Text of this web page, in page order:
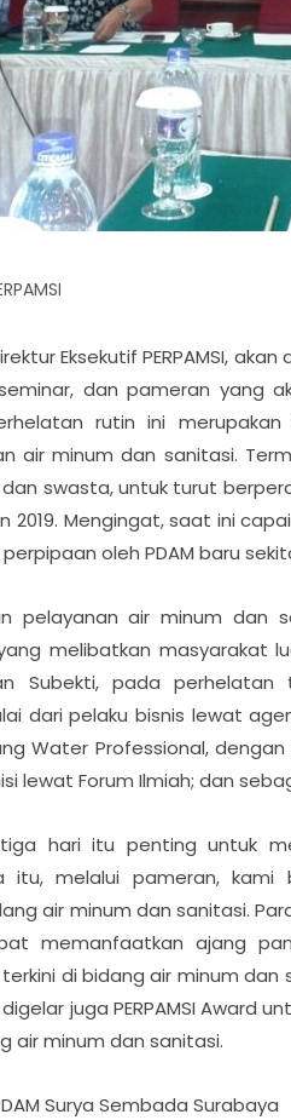
Eksekutif PERPAMSI,
dan pameran yang
rutin ini
air minum dan sanitasi.
swasta, untuk turut
2019. Mengingat, saat ini
oleh PDAM baru
pelayanan air minum dan
melibatkan masyarakat
Subekti, pada
dari pelaku bisnis lewat
Water Professional,
lewat Forum Ilmiah; dan
hari itu penting untuk
itu, melalui pameran,
air minum dan sanitasi.
memanfaatkan ajang
di bidang air minum
juga PERPAMSI Award
air minum dan sanitasi.
Surya Sembada Surabaya